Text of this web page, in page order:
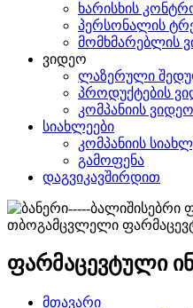
ხარისხის
პერსონალის
მომხმარებლის
ვიდეო
ლაზერული
პროდუქტების
კომპანიის ვიდეო
სიახლეები
კომპანიის
გამოფენა
დაგვიკავშირდით
ფარმაცევტული
მთავარი